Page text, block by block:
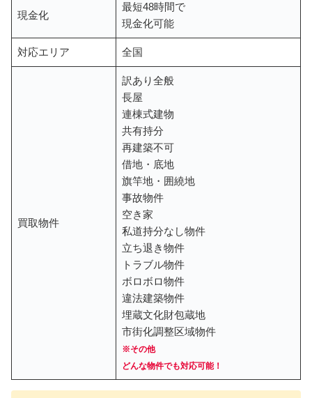
現金化
最短48時間で
現金化可能
対応エリア 全国
買取物件
訳あり全般
長屋
連棟式建物
共有持分
再建築不可
借地・底地
旗竿地・囲繞地
事故物件
空き家
私道持分なし物件
立ち退き物件
トラブル物件
ボロボロ物件
違法建築物件
埋蔵文化財包蔵地
市街化調整区域物件
※その他
どんな物件でも対応可能！